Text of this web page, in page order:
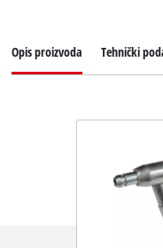
Opis proizvoda Tehnički